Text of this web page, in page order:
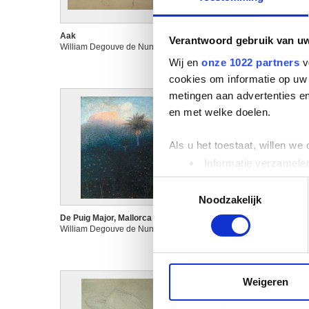
Verantwoord gebruik van
Wij en onze 1022 partners
cookies om informatie op
metingen aan advertenties
en met welke doelen.
Als u het toestaat, willen we
Informatie
Uw apparaat
Lees meer over hoe uw
media, adverteren en
Noodzakelijk
Weigeren
Aak
William Degouve de Nuncques
Affiche : Reizen Casier
Brussel
William Degouve de Nuncques
De Puig Major, Mallorca
William Degouve de Nuncques
De scheepswerven te
Huysen